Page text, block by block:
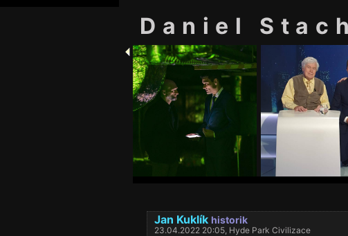
Daniel Stach
Jan Kuklík historik
23.04.2022 20:05, Hyde Park Civilizace